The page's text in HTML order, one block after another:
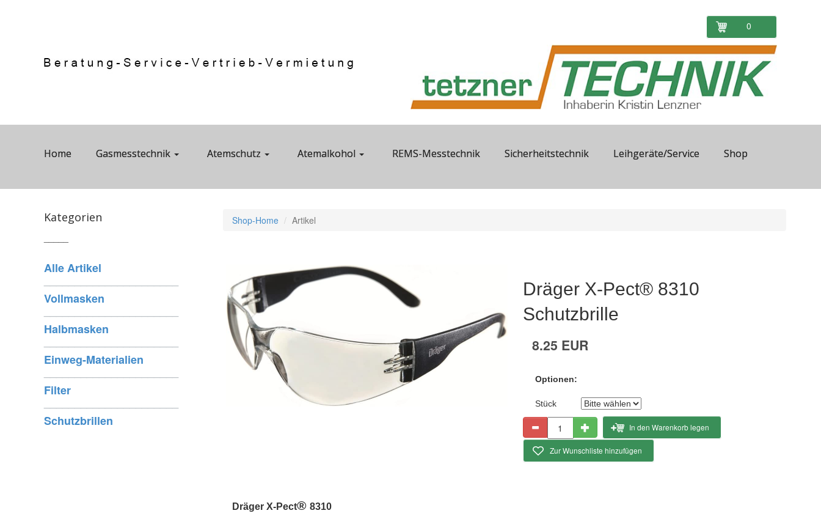
0
Home Gasmesstechnik Atemschutz Atemalkohol REMS-Messtechnik Sicherheitstechnik Leihgeräte/Service Shop
Kategorien
Alle Artikel
Vollmasken
Halbmasken
Einweg-Materialien
______________________
Filter
Schutzbrillen
Shop-Home Artikel
Dräger X-Pect® 8310
Schutzbrille
8.25 EUR
Optionen:
Stück
In den Warenkorb legen
Zur Wunschliste hinzufügen
Dräger X-Pect® 8310